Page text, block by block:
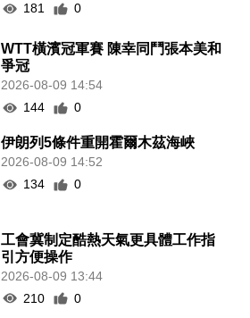
181
0
WTT橫濱冠軍賽 陳幸同鬥張本美和
爭冠
2026-08-09 14:54
144
0
伊朗列5條件重開霍爾木茲海峽
2026-08-09 14:52
134
0
工會冀制定酷熱天氣更具體工作指
引方便操作
2026-08-09 13:44
210
0